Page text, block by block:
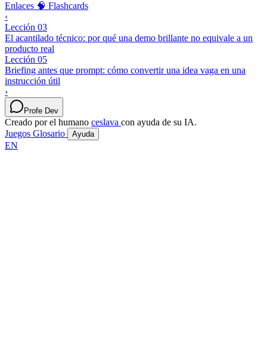
Enlaces 🧠 Flashcards
‹
Lección 03
El acantilado técnico: por qué una demo brillante no equivale a un
producto real
Lección 05
Briefing antes que prompt: cómo convertir una idea vaga en una
instrucción útil
›
Profe Dev
Creado por el humano ceslava con ayuda de su IA.
Juegos Glosario Ayuda
EN